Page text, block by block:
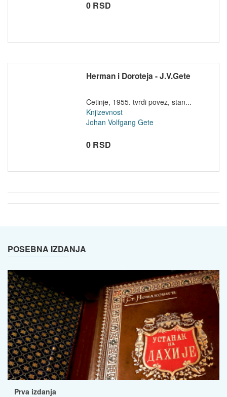
0 RSD
Herman i Doroteja - J.V.Gete
Cetinje, 1955. tvrdi povez, stan...
Knjizevnost
Johan Volfgang Gete
0 RSD
POSEBNA IZDANJA
Prva izdanja